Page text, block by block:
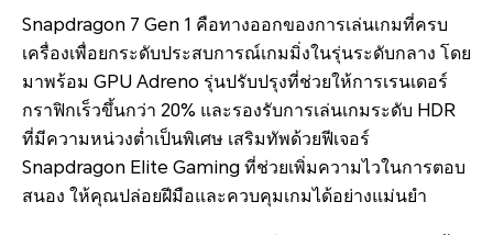
Snapdragon 7 Gen 1 คือทางออกของการเล่นเกมที่ครบ
เครื่องเพื่อยกระดับประสบการณ์เกมมิ่งในรุ่นระดับกลาง โดย
มาพร้อม GPU Adreno รุ่นปรับปรุงที่ช่วยให้การเรนเดอร์
กราฟิกเร็วขึ้นกว่า 20% และรองรับการเล่นเกมระดับ HDR
ที่มีความหน่วงต่ำเป็นพิเศษ เสริมทัพด้วยฟีเจอร์
Snapdragon Elite Gaming ที่ช่วยเพิ่มความไวในการตอบ
สนอง ให้คุณปล่อยฝีมือและควบคุมเกมได้อย่างแม่นยำ